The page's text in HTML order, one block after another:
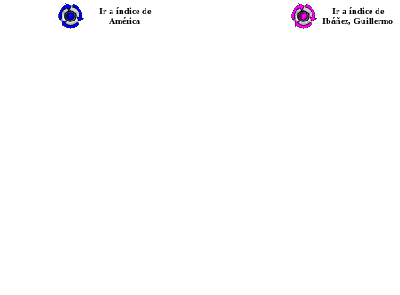
Ir a índice de
América
Ir a índice de
Ibáñez, Guillermo